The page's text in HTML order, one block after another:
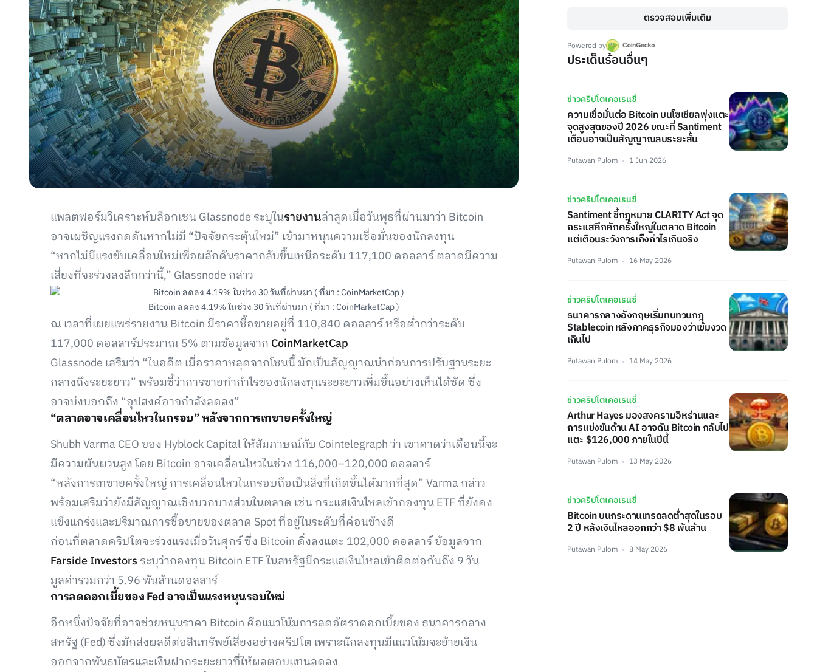
แพลตฟอร์มวิเคราะห์บล็อกเชน Glassnode ระบุในรายงานล่าสุดเมื่อวันพุธที่ผ่านมาว่า Bitcoin
อาจเผชิญแรงกดดันหากไม่มี “ปัจจัยกระตุ้นใหม่” เข้ามาหนุนความเชื่อมั่นของนักลงทุน
“หากไม่มีแรงขับเคลื่อนใหม่เพื่อผลักดันราคากลับขึ้นเหนือระดับ 117,100 ดอลลาร์ ตลาดมีความ
เสี่ยงที่จะร่วงลงลึกกว่านี้,” Glassnode กล่าว
Bitcoin ลดลง 4.19% ในช่วง 30 วันที่ผ่านมา ( ที่มา : CoinMarketCap )
ณ เวลาที่เผยแพร่รายงาน Bitcoin มีราคาซื้อขายอยู่ที่ 110,840 ดอลลาร์ หรือต่ำกว่าระดับ
117,000 ดอลลาร์ประมาณ 5% ตามข้อมูลจาก CoinMarketCap
Glassnode เสริมว่า “ในอดีต เมื่อราคาหลุดจากโซนนี้ มักเป็นสัญญาณนำก่อนการปรับฐานระยะ
กลางถึงระยะยาว” พร้อมชี้ว่าการขายทำกำไรของนักลงทุนระยะยาวเพิ่มขึ้นอย่างเห็นได้ชัด ซึ่ง
อาจบ่งบอกถึง “อุปสงค์อาจกำลังลดลง”
“ตลาดอาจเคลื่อนไหวในกรอบ” หลังจากการเทขายครั้งใหญ่
Shubh Varma CEO ของ Hyblock Capital ให้สัมภาษณ์กับ Cointelegraph ว่า เขาคาดว่าเดือนนี้จะ
มีความผันผวนสูง โดย Bitcoin อาจเคลื่อนไหวในช่วง 116,000–120,000 ดอลลาร์
“หลังการเทขายครั้งใหญ่ การเคลื่อนไหวในกรอบถือเป็นสิ่งที่เกิดขึ้นได้มากที่สุด” Varma กล่าว
พร้อมเสริมว่ายังมีสัญญาณเชิงบวกบางส่วนในตลาด เช่น กระแสเงินไหลเข้ากองทุน ETF ที่ยังคง
แข็งแกร่งและปริมาณการซื้อขายของตลาด Spot ที่อยู่ในระดับที่ค่อนข้างดี
ก่อนที่ตลาดคริปโตจะร่วงแรงเมื่อวันศุกร์ ซึ่ง Bitcoin ดิ่งลงแตะ 102,000 ดอลลาร์ ข้อมูลจาก
Farside Investors ระบุว่ากองทุน Bitcoin ETF ในสหรัฐมีกระแสเงินไหลเข้าติดต่อกันถึง 9 วัน
มูลค่ารวมกว่า 5.96 พันล้านดอลลาร์
การลดดอกเบี้ยของ Fed อาจเป็นแรงหนุนรอบใหม่
อีกหนึ่งปัจจัยที่อาจช่วยหนุนราคา Bitcoin คือแนวโน้มการลดอัตราดอกเบี้ยของ ธนาคารกลาง
สหรัฐ (Fed) ซึ่งมักส่งผลดีต่อสินทรัพย์เสี่ยงอย่างคริปโต เพราะนักลงทุนมีแนวโน้มจะย้ายเงิน
ออกจากพันธบัตรและเงินฝากระยะยาวที่ให้ผลตอบแทนลดลง
ตรวจสอบเพิ่มเติม
Powered by
ประเด็นร้อนอื่นๆ
ข่าวคริปโตเคอเรนซี่
ความเชื่อมั่นต่อ Bitcoin บนโซเชียลพุ่งแตะ
จุดสูงสุดของปี 2026 ขณะที่ Santiment
เตือนอาจเป็นสัญญาณลบระยะสั้น
Putawan Pulom 1 Jun 2026
ข่าวคริปโตเคอเรนซี่
Santiment ชี้กฎหมาย CLARITY Act จุด
กระแสคึกคักครั้งใหญ่ในตลาด Bitcoin
แต่เตือนระวังการเก็งกำไรเกินจริง
Putawan Pulom 16 May 2026
ข่าวคริปโตเคอเรนซี่
ธนาคารกลางอังกฤษเริ่มทบทวนกฎ
Stablecoin หลังภาคธุรกิจมองว่าเข้มงวด
เกินไป
Putawan Pulom 14 May 2026
ข่าวคริปโตเคอเรนซี่
Arthur Hayes มองสงครามอิหร่านและ
การแข่งขันด้าน AI อาจดัน Bitcoin กลับไป
แตะ $126,000 ภายในปีนี้
Putawan Pulom 13 May 2026
ข่าวคริปโตเคอเรนซี่
Bitcoin บนกระดานเทรดลดต่ำสุดในรอบ
2 ปี หลังเงินไหลออกกว่า $8 พันล้าน
Putawan Pulom 8 May 2026